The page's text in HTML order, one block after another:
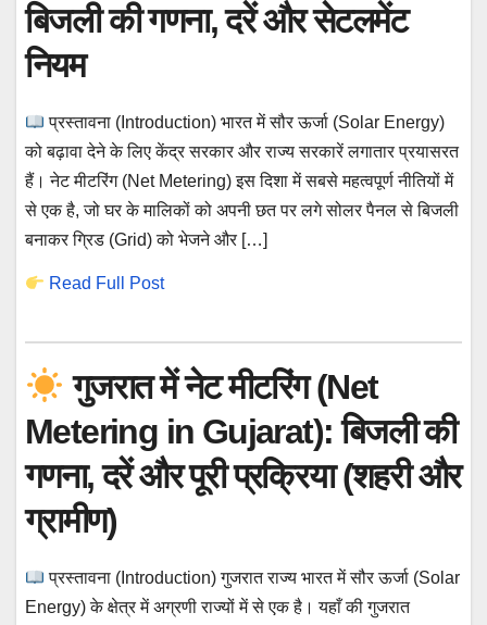
बिजली की गणना, दरें और सेटलमेंट
नियम
प्रस्तावना (Introduction) भारत में सौर ऊर्जा (Solar Energy)
को बढ़ावा देने के लिए केंद्र सरकार और राज्य सरकारें लगातार प्रयासरत
हैं। नेट मीटरिंग (Net Metering) इस दिशा में सबसे महत्वपूर्ण नीतियों में
से एक है, जो घर के मालिकों को अपनी छत पर लगे सोलर पैनल से बिजली
बनाकर ग्रिड (Grid) को भेजने और […]
Read Full Post
गुजरात में नेट मीटरिंग (Net
Metering in Gujarat): बिजली की
गणना, दरें और पूरी प्रक्रिया (शहरी और
ग्रामीण)
प्रस्तावना (Introduction) गुजरात राज्य भारत में सौर ऊर्जा (Solar
Energy) के क्षेत्र में अग्रणी राज्यों में से एक है। यहाँ की गुजरात